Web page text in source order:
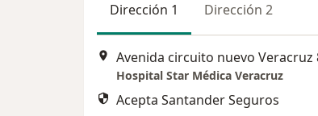
Dirección 1 Dirección 2
Hospital Star Médica Veracruz
Acepta Santander Seguros